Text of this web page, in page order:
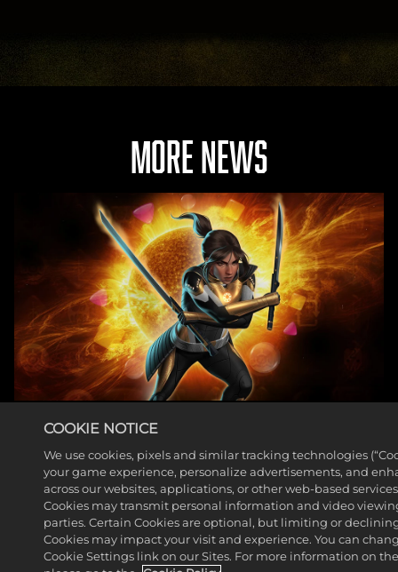
MORE NEWS
ハンターが『MARVEL PUZZLE
QUEST』に仲間入り
もっと見る
COOKIE NOTICE
We use cookies, pixels and similar tracking technologies
your game experience, personalize advertisements, and
across our websites, applications, or other web-based services
Cookies may transmit personal information and video
parties. Certain Cookies are optional, but limiting or
Cookies may impact your visit and experience. You can
Cookie Settings link on our Sites. For more information on